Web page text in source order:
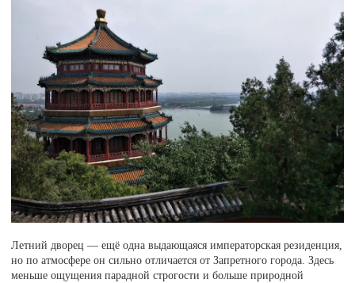
Летний дворец — ещё одна выдающаяся императорская резиденция,
но по атмосфере он сильно отличается от Запретного города. Здесь
меньше ощущения парадной строгости и больше природной